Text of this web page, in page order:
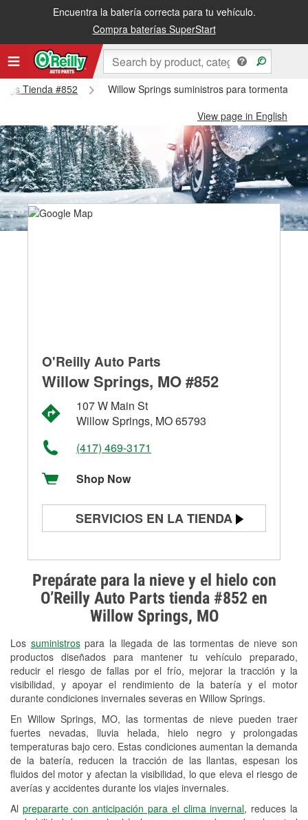
Encuentra la batería correcta para tu vehículo.
Compra baterías SuperStart
Tienda #852
Willow Springs suministros para tormentas
View page in English
Prepárate para la nieve y el hielo con
O’Reilly Auto Parts tienda #852 en
Willow Springs, MO
Los suministrospara la llegada de las tormentas de nieve son
productos diseñados para mantener tu vehículo preparado,
reducir el riesgo de fallas por el frío, mejorar la tracción y la
visibilidad, y apoyar el rendimiento de la batería y el motor
durante condiciones invernales severas en Willow Springs.
En Willow Springs, MO, las tormentas de nieve pueden traer
fuertes nevadas, lluvia helada, hielo negro y prolongadas
temperaturas bajo cero. Estas condiciones aumentan la demanda
de la batería, reducen la tracción de las llantas, espesan los
fluidos del motor y afectan la visibilidad, lo que eleva el riesgo de
averías y accidentes durante los viajes invernales.
Al prepararte con anticipación para el clima invernal, reduces la
O'Reilly Auto Parts
Willow Springs, MO #852
107 W Main St
Willow Springs, MO 65793
(417) 469-3171
Shop Now
SERVICIOS EN LA TIENDA
Prueba de alternadores y
arrancadores
Revisión de la luz "Check Engine"
Reciclaje de baterías y aceite
Instalación de bombillas de faros
Instalación de limpiaparabrisas
Programa de Préstamo de
Herramientas
Rectificación de tambores y discos de
freno
Mangueras hidráulicas a la medida